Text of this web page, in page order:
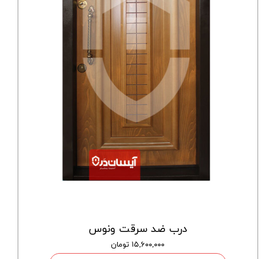
درب ضد سرقت ونوس
۱۵,۶۰۰,۰۰۰ تومان